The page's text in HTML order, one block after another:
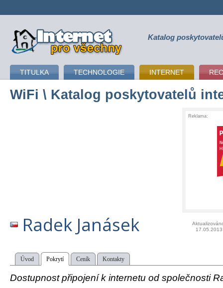
připojení k internetu Katalog
TITULKA TECHNOLOGIE INTERNET
WiFi \ Katalog poskytovatelů
Reklama:
Radek Janásek
17.05.2013
Úvod Pokrytí Ceník Kontakty
Dostupnost připojení k internetu od společnosti